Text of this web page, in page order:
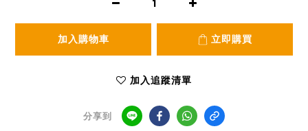
加入購物車 立即購買
加入追蹤清單
分享到